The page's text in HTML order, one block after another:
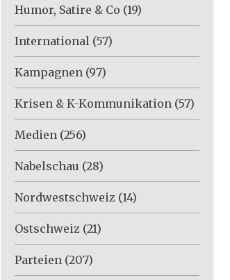
Humor, Satire & Co (19)
International (57)
Kampagnen (97)
Krisen & K-Kommunikation (57)
Medien (256)
Nabelschau (28)
Nordwestschweiz (14)
Ostschweiz (21)
Parteien (207)